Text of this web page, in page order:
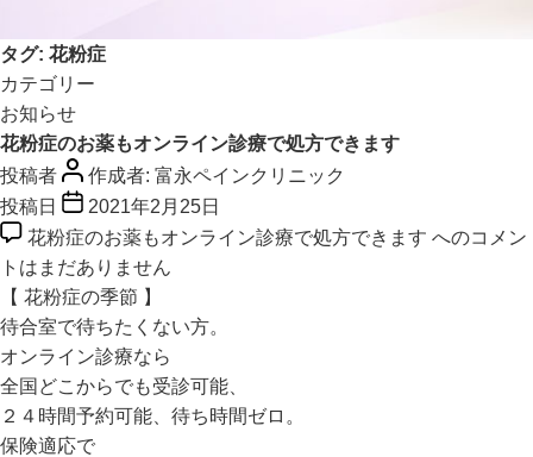
タグ: 花粉症
カテゴリー
お知らせ
花粉症のお薬もオンライン診療で処方できます
投稿者
作成者: 富永ペインクリニック
投稿日
2021年2月25日
花粉症のお薬もオンライン診療で処方できます へのコメン
トはまだありません
【 花粉症の季節 】
待合室で待ちたくない方。
オンライン診療なら
全国どこからでも受診可能、
２４時間予約可能、待ち時間ゼロ。
保険適応で